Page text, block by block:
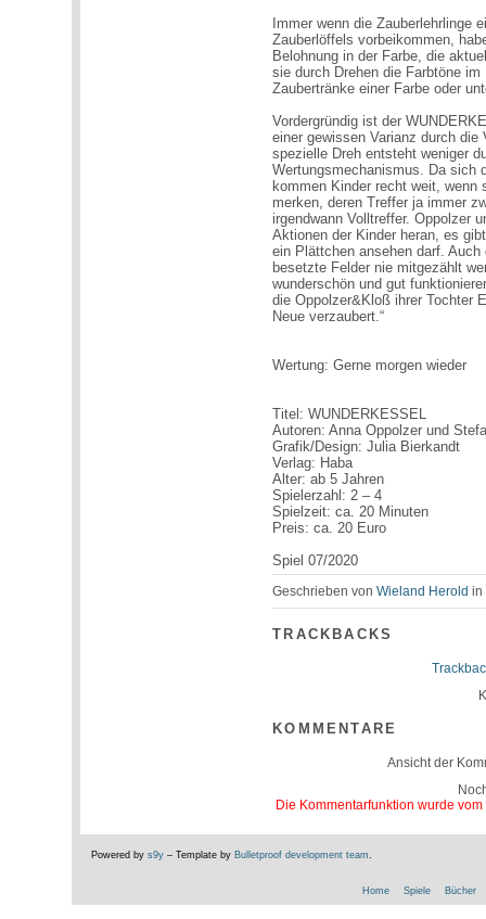
Immer wenn die Zauberlehrlinge
Zauberlöffels vorbeikommen,
Belohnung in der Farbe, die
sie durch Drehen die Farbtöne
Zaubertränke einer Farbe oder
Vordergründig ist der
einer gewissen Varianz durch
spezielle Dreh entsteht weniger
Wertungsmechanismus. Da sich
kommen Kinder recht weit,
merken, deren Treffer ja immer
irgendwann Volltreffer. Oppolzer
Aktionen der Kinder heran, es
ein Plättchen ansehen darf.
besetzte Felder nie mitgezählt
wunderschön und gut
die Oppolzer&Kloß ihrer Tochter
Neue verzaubert.“
Wertung: Gerne morgen wieder
Titel: WUNDERKESSEL
Autoren: Anna Oppolzer und
Grafik/Design: Julia Bierkandt
Verlag: Haba
Alter: ab 5 Jahren
Spielerzahl: 2 – 4
Spielzeit: ca. 20 Minuten
Preis: ca. 20 Euro
Spiel 07/2020
Geschrieben vonWieland Herold in
TRACKBACKS
KOMMENTARE
Ansicht der
Die Kommentarfunktion wurde
Powered by s9y– Template by Bulletproof development team
Home Spiele Bücher